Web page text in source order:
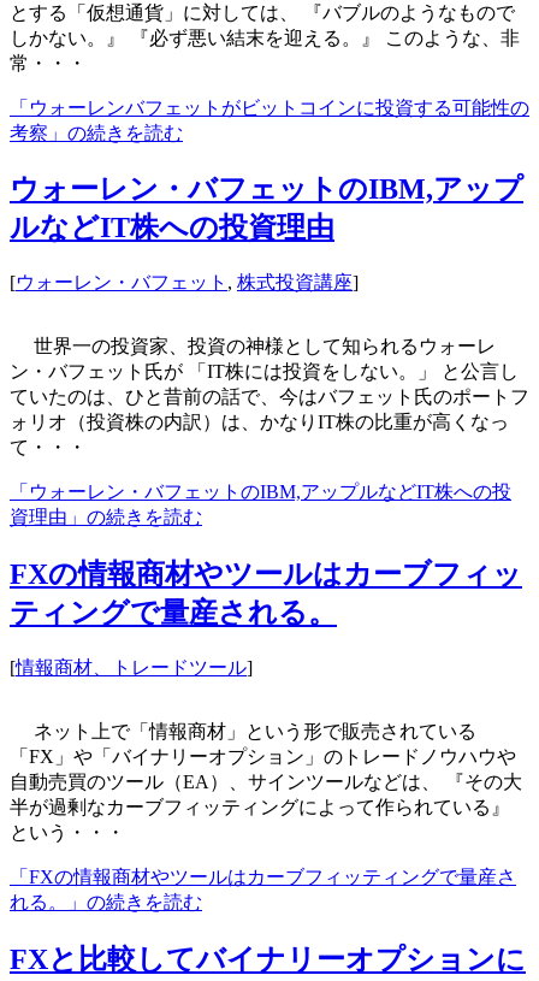
とする「仮想通貨」に対しては、 『バブルのようなもので
しかない。』 『必ず悪い結末を迎える。』 このような、非
常・・・
「ウォーレンバフェットがビットコインに投資する可能性の
考察」の続きを読む
ウォーレン・バフェットのIBM,アップ
ルなどIT株への投資理由
[ウォーレン・バフェット , 株式投資講座]
世界一の投資家、投資の神様として知られるウォーレ
ン・バフェット氏が 「IT株には投資をしない。」 と公言し
ていたのは、ひと昔前の話で、今はバフェット氏のポートフ
ォリオ（投資株の内訳）は、かなりIT株の比重が高くなっ
て・・・
「ウォーレン・バフェットのIBM,アップルなどIT株への投
資理由」の続きを読む
FXの情報商材やツールはカーブフィッ
ティングで量産される。
[情報商材、トレードツール]
ネット上で「情報商材」という形で販売されている
「FX」や「バイナリーオプション」のトレードノウハウや
自動売買のツール（EA）、サインツールなどは、 『その大
半が過剰なカーブフィッティングによって作られている』
という・・・
「FXの情報商材やツールはカーブフィッティングで量産さ
れる。」の続きを読む
FXと比較してバイナリーオプションに